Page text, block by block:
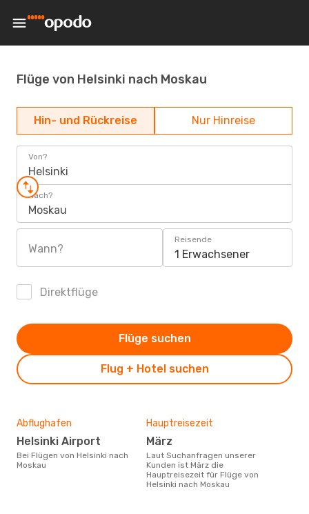
Flüge von Helsinki nach Moskau
Hin- und Rückreise Nur Hinreise
Von?
Helsinki
Nach?
Moskau
Wann?
Reisende
1 Erwachsener
Direktflüge
Flug + Hotel suchen
Flüge suchen
Abflughafen
Helsinki Airport
Bei Flügen von Helsinki nach
Moskau
Hauptreisezeit
März
Laut Suchanfragen unserer
Kunden ist März die
Hauptreisezeit für Flüge von
Helsinki nach Moskau